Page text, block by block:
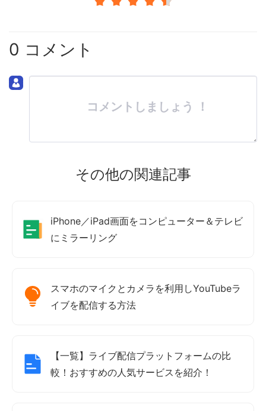
0 コメント
コメントしましょう ！
その他の関連記事
iPhone／iPad画面をコンピューター＆テレビ
にミラーリング
スマホのマイクとカメラを利用しYouTubeラ
イブを配信する方法
【一覧】ライブ配信プラットフォームの比
較！おすすめの人気サービスを紹介！